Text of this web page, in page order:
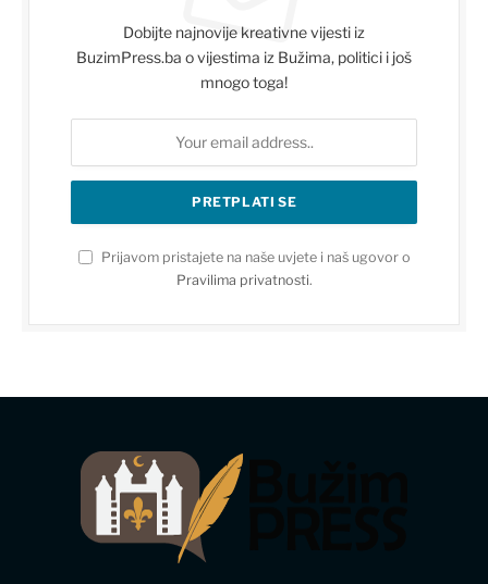
Dobijte najnovije kreativne vijesti iz
BuzimPress.ba o vijestima iz Bužima, politici i još
mnogo toga!
Prijavom pristajete na naše uvjete i naš ugovor o
Pravilima privatnosti.